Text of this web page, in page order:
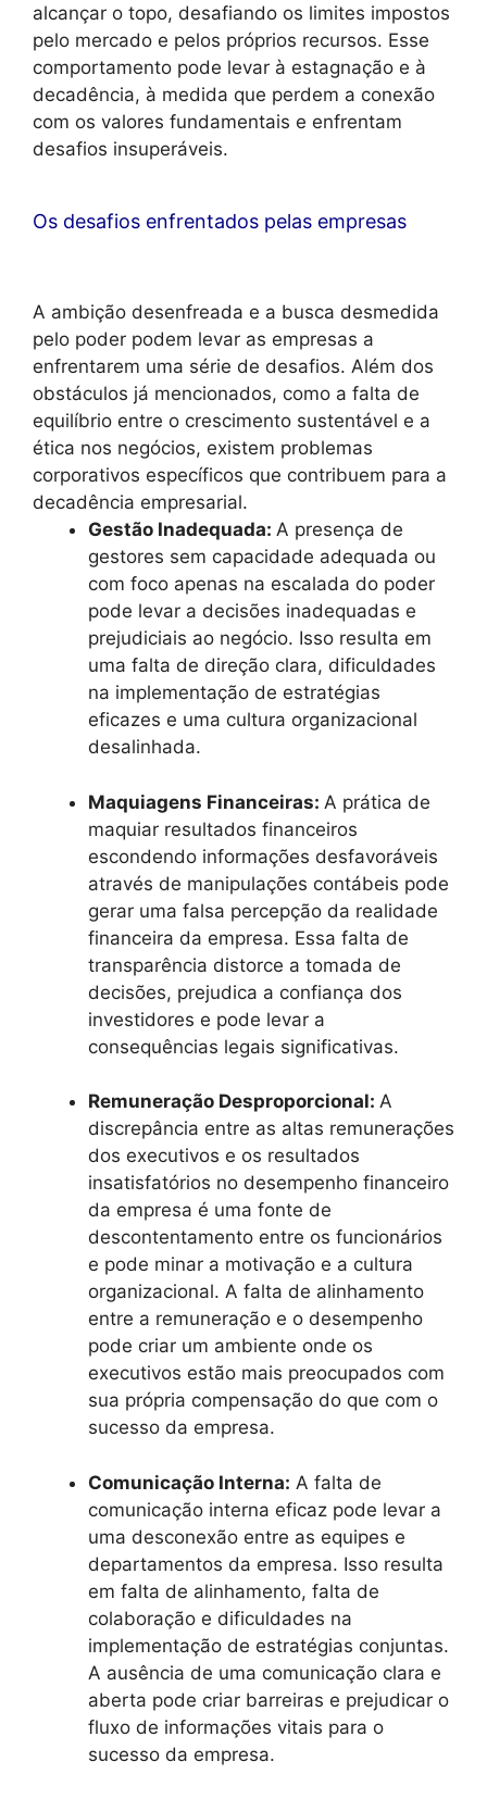
alcançar o topo, desafiando os limites impostos
pelo mercado e pelos próprios recursos. Esse
comportamento pode levar à estagnação e à
decadência, à medida que perdem a conexão
com os valores fundamentais e enfrentam
desafios insuperáveis.
Os desafios enfrentados pelas empresas
A ambição desenfreada e a busca desmedida
pelo poder podem levar as empresas a
enfrentarem uma série de desafios. Além dos
obstáculos já mencionados, como a falta de
equilíbrio entre o crescimento sustentável e a
ética nos negócios, existem problemas
corporativos específicos que contribuem para a
decadência empresarial.
Gestão Inadequada: A presença de
gestores sem capacidade adequada ou
com foco apenas na escalada do poder
pode levar a decisões inadequadas e
prejudiciais ao negócio. Isso resulta em
uma falta de direção clara, dificuldades
na implementação de estratégias
eficazes e uma cultura organizacional
desalinhada.
Maquiagens Financeiras: A prática de
maquiar resultados financeiros
escondendo informações desfavoráveis
através de manipulações contábeis pode
gerar uma falsa percepção da realidade
financeira da empresa. Essa falta de
transparência distorce a tomada de
decisões, prejudica a confiança dos
investidores e pode levar a
consequências legais significativas.
Remuneração Desproporcional: A
discrepância entre as altas remunerações
dos executivos e os resultados
insatisfatórios no desempenho financeiro
da empresa é uma fonte de
descontentamento entre os funcionários
e pode minar a motivação e a cultura
organizacional. A falta de alinhamento
entre a remuneração e o desempenho
pode criar um ambiente onde os
executivos estão mais preocupados com
sua própria compensação do que com o
sucesso da empresa.
Comunicação Interna: A falta de
comunicação interna eficaz pode levar a
uma desconexão entre as equipes e
departamentos da empresa. Isso resulta
em falta de alinhamento, falta de
colaboração e dificuldades na
implementação de estratégias conjuntas.
A ausência de uma comunicação clara e
aberta pode criar barreiras e prejudicar o
fluxo de informações vitais para o
sucesso da empresa.